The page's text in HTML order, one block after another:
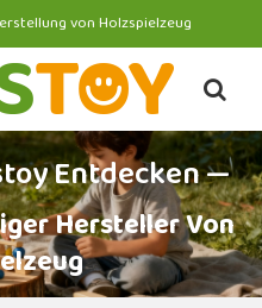
von Holzspielzeug
Entdecken —
Hersteller Von